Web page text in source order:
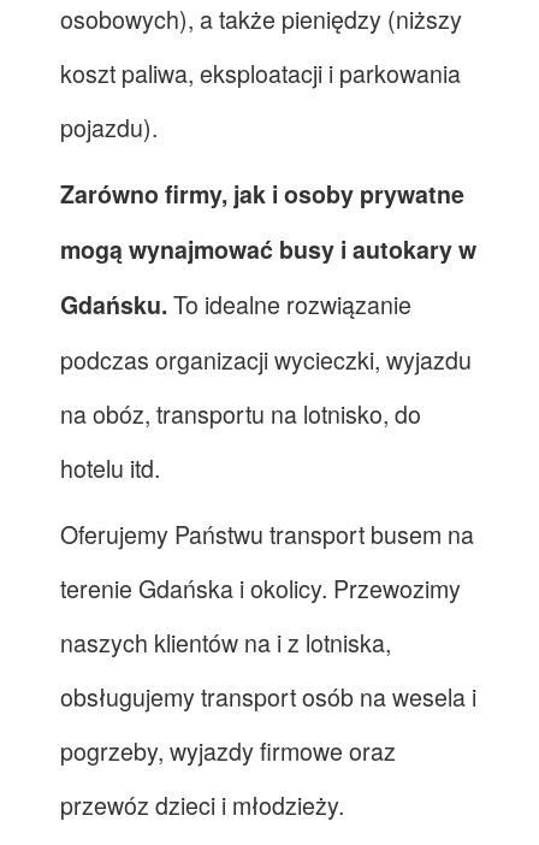
osobowych), a także pieniędzy (niższy
koszt paliwa, eksploatacji i parkowania
pojazdu).
Zarówno firmy, jak i osoby prywatne
mogą wynajmować busy i autokary w
Gdańsku.To idealne rozwiązanie
podczas organizacji wycieczki, wyjazdu
na obóz, transportu na lotnisko, do
hotelu itd.
Oferujemy Państwu transport busem na
terenie Gdańska i okolicy. Przewozimy
naszych klientów na i z lotniska,
obsługujemy transport osób na wesela i
pogrzeby, wyjazdy firmowe oraz
przewóz dzieci i młodzieży.